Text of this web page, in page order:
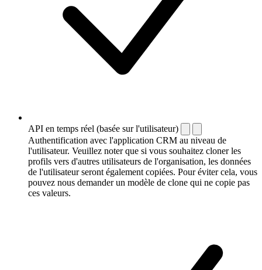
API en temps réel (basée sur l'utilisateur)
Authentification avec l'application CRM au niveau de
l'utilisateur. Veuillez noter que si vous souhaitez cloner les
profils vers d'autres utilisateurs de l'organisation, les données
de l'utilisateur seront également copiées. Pour éviter cela, vous
pouvez nous demander un modèle de clone qui ne copie pas
ces valeurs.